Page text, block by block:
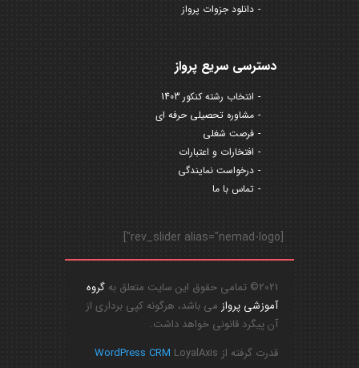
دانلود جزوات پرواز
دسترسی سریع پرواز
انتخاب رشته کنکور 1403
مشاوره تحصیلی حرفه ای
فرصت شغلی
افتخارات و اعتبارات
درخواست نمایندگی
تماس با ما
[rev_slider alias="nemad-logo"]
2021© تمامی حقوق این سایت متعلق به
گروه
آموزشی پرواز می باشد، هرگونه کپی برداری از
آن پیگرد قانونی خواهد داشت.
قدرت گرفته از
WordPress CRM LoyalAxis